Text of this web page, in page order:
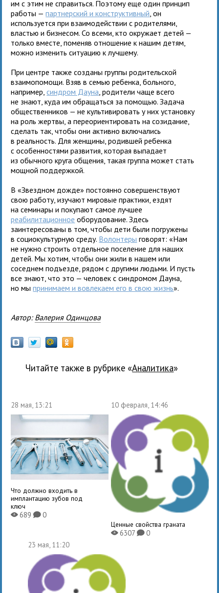
им с этим не справиться. Поэтому еще один принцип
работы —партнерский и конструктивный , он
используется при взаимодействии с родителями,
властью и бизнесом. Со всеми, кто окружает детей —
только вместе, поменяв отношение к нашим детям,
можно изменить ситуацию к лучшему.
При центре также созданы группы родительской
взаимопомощи. Взяв в семью ребенка, больного,
например,синдром Дауна , родители чаще всего
не знают, куда им обращаться за помощью. Задача
общественников — не культивировать у них установку
на роль жертвы, а переориентировать на созидание,
сделать так, чтобы они активно включались
в реальность. Для женщины, родившей ребенка
с особенностями развития, которая выпадает
из обычного круга общения, такая группа может стать
мощной поддержкой.
В «Звездном дожде» постоянно совершенствуют
свою работу, изучают мировые практики, ездят
на семинары и покупают самое лучшее
реабилитационное оборудование. Здесь
заинтересованы в том, чтобы дети были погружены
в социокультурную среду. Волонтеры говорят: «Нам
не нужно строить отдельное поселение для наших
детей. Мы хотим, чтобы они жили в нашем или
соседнем подъезде, рядом с другими людьми. И пусть
все знают, что это — человек с синдромом Дауна,
но мыпринимаем и вовлекаем его в свою жизнь».
Автор: Валерия Одинцова
Читайте также в рубрике « Аналитика»
28 мая, 13:21
Что должно входить в
имплантацию зубов под
ключ
X689K0
10 февраля, 14:46
Ценные свойства граната
X6307 K0
23 мая, 11:20